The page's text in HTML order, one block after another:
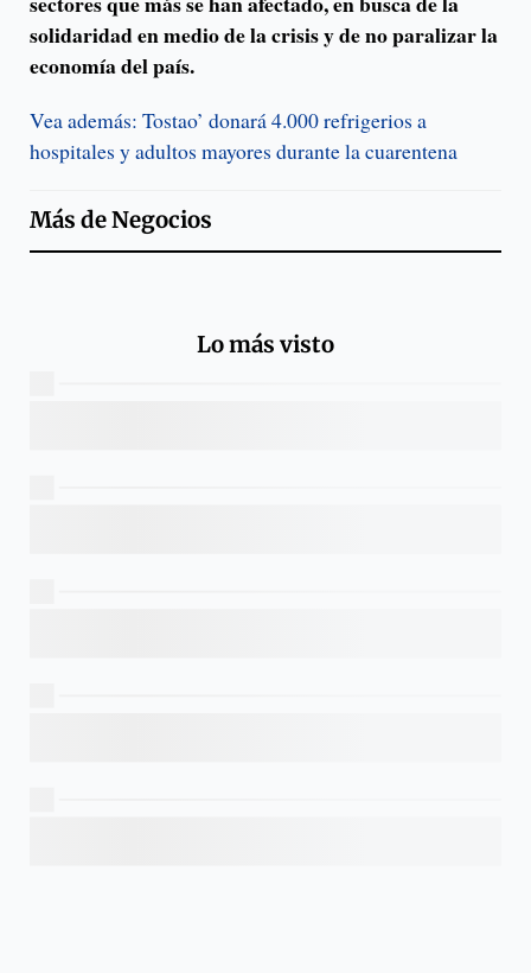
solidaridad en medio de la crisis y de no paralizar la
economía del país.
Vea además: Tostao’ donará 4.000 refrigerios a
hospitales y adultos mayores durante la cuarentena
Más deNegocios
Lo más visto